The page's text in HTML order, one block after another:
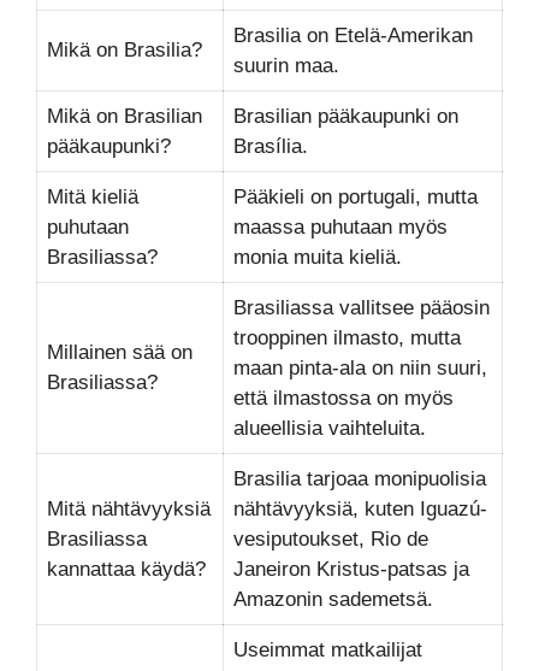
Mikä on Brasilia?
Brasilia on Etelä-Amerikan
suurin maa.
Mikä on Brasilian
pääkaupunki?
Brasilian pääkaupunki on
Brasília.
Mitä kieliä
puhutaan
Brasiliassa?
Pääkieli on portugali, mutta
maassa puhutaan myös
monia muita kieliä.
Millainen sää on
Brasiliassa?
Brasiliassa vallitsee pääosin
trooppinen ilmasto, mutta
maan pinta-ala on niin suuri,
että ilmastossa on myös
alueellisia vaihteluita.
Mitä nähtävyyksiä
Brasiliassa
kannattaa käydä?
Brasilia tarjoaa monipuolisia
nähtävyyksiä, kuten Iguazú-
vesiputoukset, Rio de
Janeiron Kristus-patsas ja
Amazonin sademetsä.
Useimmat matkailijat